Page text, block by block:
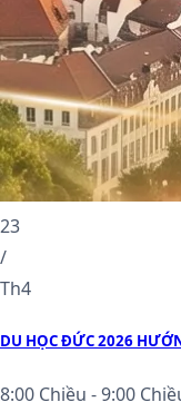
23
/
Th4
DU HỌC ĐỨC 2026
8:00 Chiều - 9:00